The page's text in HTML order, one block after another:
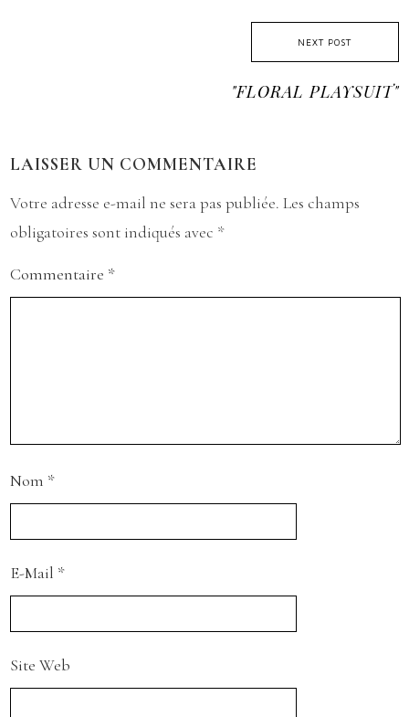
NEXT POST
"FLORAL PLAYSUIT"
LAISSER UN COMMENTAIRE
Votre adresse e-mail ne sera pas publiée. Les champs
obligatoires sont indiqués avec *
Commentaire *
Nom *
E-Mail *
Site Web